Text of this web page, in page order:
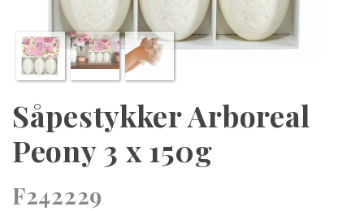
Såpestykker Arboreal
Peony 3 x 150g
F242229